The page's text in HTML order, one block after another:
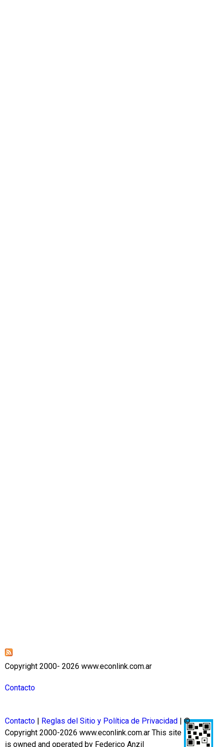
Copyright 2000- 2026 www.econlink.com.ar
Contacto
Contacto Reglas del Sitio y Política de Privacidad
| ©
Copyright 2000-2026 www.econlink.com.ar This site
is owned and operated by Federico Anzil